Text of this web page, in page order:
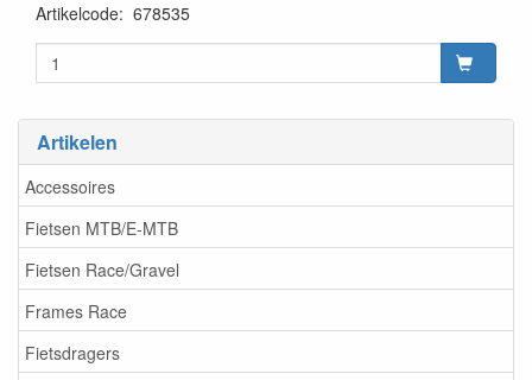
Artikelen
Accessoires
Fietsen MTB/E-MTB
Fietsen Race/Gravel
Frames Race
Fietsdragers
Artikelcode: 678535